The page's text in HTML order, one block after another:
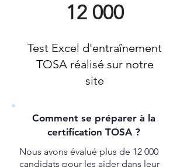
12 000
Test Excel d'entraînement
TOSA réalisé sur notre
site
Comment se préparer à la
certification TOSA ?
Nous avons évalué plus de 12 000
candidats pour les aider dans leur